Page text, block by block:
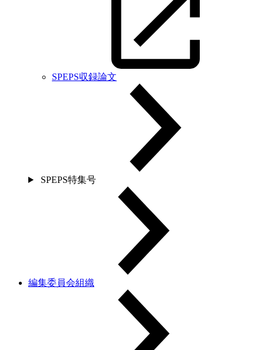
SPEPS収録論文
SPEPS特集号
編集委員会組織